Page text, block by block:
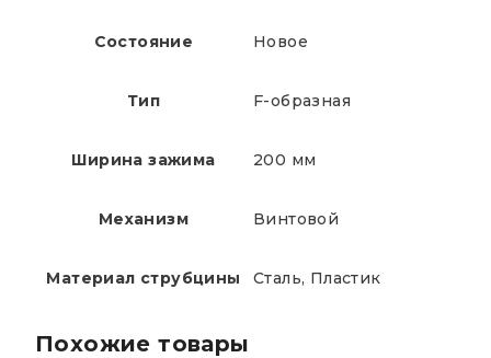
Состояние Новое
Тип F-образная
Ширина зажима 200 мм
Механизм Винтовой
Материал струбцины Сталь, Пластик
Похожие товары